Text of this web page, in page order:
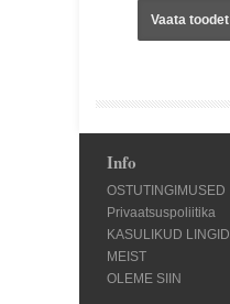
Vaata toodet
Info
OSTUTINGIMUSED
Privaatsuspoliitika
KASULIKUD LINGID
MEIST
OLEME SIIN